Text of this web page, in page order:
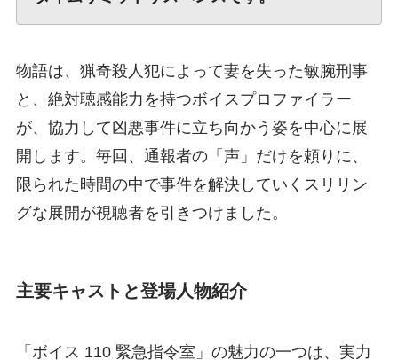
物語は、猟奇殺人犯によって妻を失った敏腕刑事
と、絶対聴感能力を持つボイスプロファイラー
が、協力して凶悪事件に立ち向かう姿を中心に展
開します。毎回、通報者の「声」だけを頼りに、
限られた時間の中で事件を解決していくスリリン
グな展開が視聴者を引きつけました。
主要キャストと登場人物紹介
「ボイス 110 緊急指令室」の魅力の一つは、実力